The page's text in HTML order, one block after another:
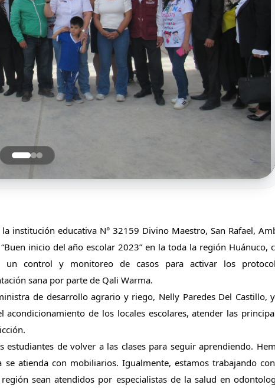
institución educativa N° 32159 Divino Maestro, San Rafael,
inicio del año escolar 2023” en la toda la región Huánuco,
un control y monitoreo de casos para activar los
sana por parte de Qali Warma.
de desarrollo agrario y riego, Nelly Paredes Del Castillo,
de los locales escolares, atender las
de volver a las clases para seguir aprendiendo.
atienda con mobiliarios. Igualmente, estamos trabajando
sean atendidos por especialistas de la salud en